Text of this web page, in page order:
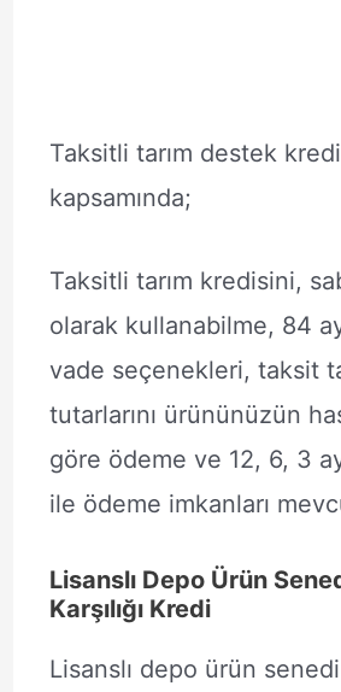
Taksitli tarım destek
kapsamında;
Taksitli tarım kredisini,
olarak kullanabilme, 84
vade seçenekleri, taksit
tutarlarını ürününüzün
göre ödeme ve 12, 6, 3
ile ödeme imkanları
Lisanslı Depo Ürün
Karşılığı Kredi
Lisanslı depo ürün